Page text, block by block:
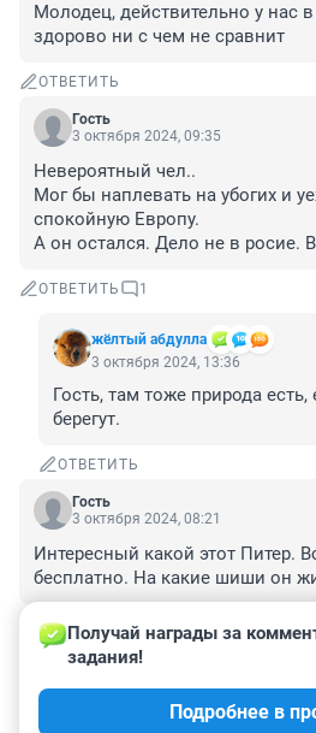
Молодец, действительно у нас
здорово ни с чем не сравнит
ОТВЕТИТЬ
Гость
3 октября 2024, 09:35
Невероятный чел..
Мог бы наплевать на убогих и
спокойную Европу.
А он остался. Дело не в росие.
ОТВЕТИТЬ 1
жёлтый абдулла
3 октября 2024, 13:36
Гость, там тоже природа
берегут.
ОТВЕТИТЬ
Гость
3 октября 2024, 08:21
Интересный какой этот Питер.
бесплатно. На какие шиши он
ОТВЕТИТЬ
Гость
Перекати -- поле
Получай награды за
задания!
Подробнее в